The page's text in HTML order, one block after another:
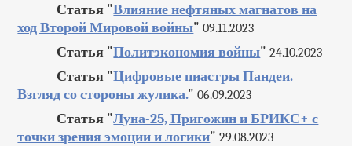
Статья "Влияние нефтяных магнатов на
ход Второй Мировой войны" 09.11.2023
Статья "Политэкономия войны" 24.10.2023
Статья "Цифровые пиастры Пандеи.
Взгляд со стороны жулика." 06.09.2023
Статья "Луна-25, Пригожин и БРИКС+ с
точки зрения эмоции и логики" 29.08.2023